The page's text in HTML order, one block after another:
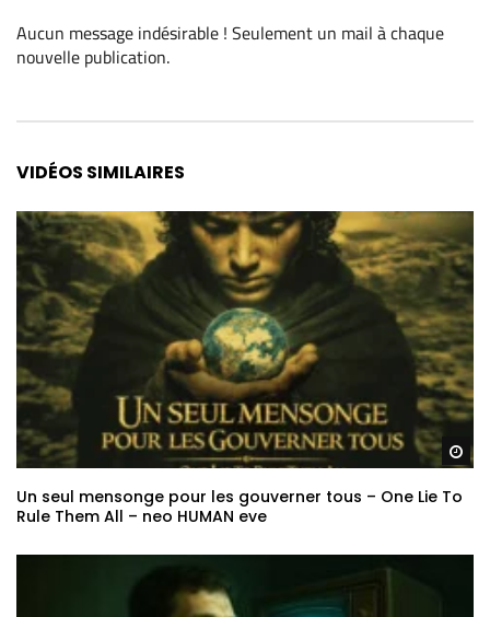
Aucun message indésirable ! Seulement un mail à chaque
nouvelle publication.
VIDÉOS SIMILAIRES
Un seul mensonge pour les gouverner tous – One Lie To
Rule Them All – neo HUMAN eve